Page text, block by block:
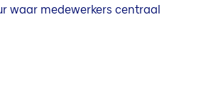
waar medewerkers centraal